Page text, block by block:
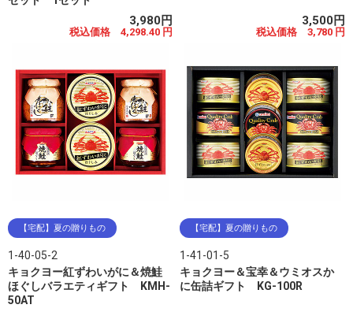
3,980円
税込価格 4,298.40 円
3,500円
税込価格 3,780 円
【宅配】夏の贈りもの
1-40-05-2
キョクヨー紅ずわいがに＆焼鮭
ほぐしバラエティギフト KMH-
50AT
【宅配】夏の贈りもの
1-41-01-5
キョクヨー＆宝幸＆ウミオスか
に缶詰ギフト KG-100R